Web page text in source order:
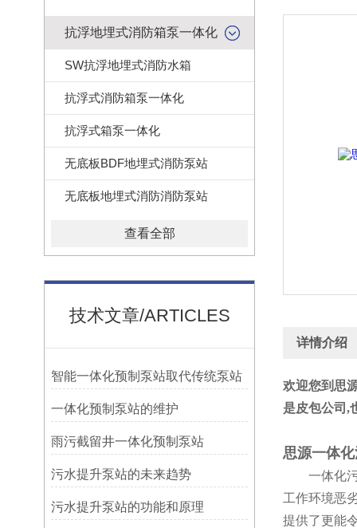
抗浮地埋式消防箱泵一体化
SW抗浮地埋式消防水箱
抗浮式消防箱泵一体化
抗浮式箱泵一体化
无底板BDF地埋式消防泵站
无底板地埋式消防消防泵站
查看全部
技术文章/ARTICLES
智能一体化预制泵站取代传统泵站
一体化预制泵站的维护
雨污截留井一体化预制泵站
污水提升泵站的未来趋势
污水提升泵站的功能和原理
详情介绍
欢迎您到 思
是皮包公司,
思源一体
一体化污
工作环境恶
提供了更能